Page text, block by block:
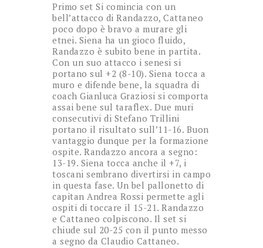
Primo set Si comincia con un
bell’attacco di Randazzo, Cattaneo
poco dopo è bravo a murare gli
etnei. Siena ha un gioco fluido,
Randazzo è subito bene in partita.
Con un suo attacco i senesi si
portano sul +2 (8-10). Siena tocca a
muro e difende bene, la squadra di
coach Gianluca Graziosi si comporta
assai bene sul taraflex. Due muri
consecutivi di Stefano Trillini
portano il risultato sull’11-16. Buon
vantaggio dunque per la formazione
ospite. Randazzo ancora a segno:
13-19. Siena tocca anche il +7, i
toscani sembrano divertirsi in campo
in questa fase. Un bel pallonetto di
capitan Andrea Rossi permette agli
ospiti di toccare il 15-21. Randazzo
e Cattaneo colpiscono. Il set si
chiude sul 20-25 con il punto messo
a segno da Claudio Cattaneo.